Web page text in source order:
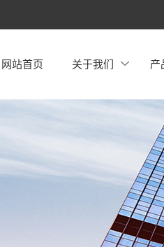
网站首页 关于我们 产